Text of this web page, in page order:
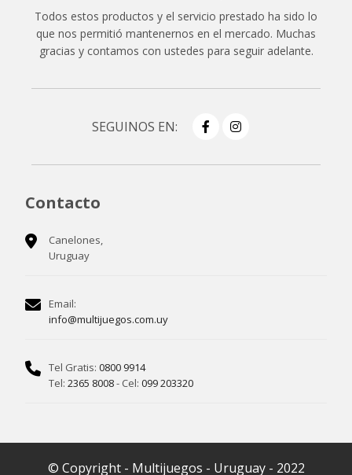
Todos estos productos y el servicio prestado ha sido lo
que nos permitió mantenernos en el mercado. Muchas
gracias y contamos con ustedes para seguir adelante.
SEGUINOS EN:
Contacto
Canelones,
Uruguay
Email:
info@multijuegos.com.uy
Tel Gratis: 0800 9914
Tel: 2365 8008- Cel: 099 203320
© Copyright - Multijuegos - Uruguay - 2022